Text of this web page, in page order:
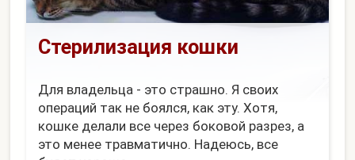
Стерилизация кошки
Для владельца - это страшно. Я своих
операций так не боялся, как эту. Хотя,
кошке делали все через боковой разрез, а
это менее травматично. Надеюсь, все